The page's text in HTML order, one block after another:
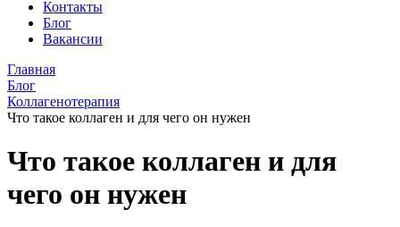
Контакты
Блог
Вакансии
Главная
Блог
Коллагенотерапия
Что такое коллаген и для чего он нужен
Что такое коллаген и для
чего он нужен